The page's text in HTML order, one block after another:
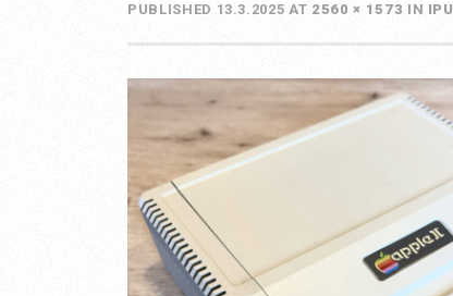
PUBLISHED 13.3.2025 AT 2560 × 1573 IN